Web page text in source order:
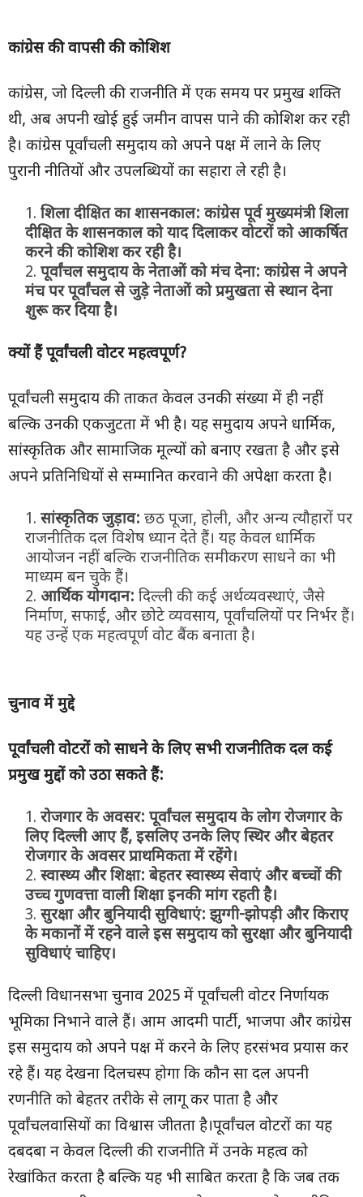
कांग्रेस की वापसी की कोशिश
कांग्रेस, जो दिल्ली की राजनीति में एक समय पर प्रमुख शक्ति
थी, अब अपनी खोई हुई जमीन वापस पाने की कोशिश कर रही
है। कांग्रेस पूर्वांचली समुदाय को अपने पक्ष में लाने के लिए
पुरानी नीतियों और उपलब्धियों का सहारा ले रही है।
शिला दीक्षित का शासनकाल: कांग्रेस पूर्व मुख्यमंत्री शिला
दीक्षित के शासनकाल को याद दिलाकर वोटरों को आकर्षित
करने की कोशिश कर रही है।
पूर्वांचल समुदाय के नेताओं को मंच देना: कांग्रेस ने अपने
मंच पर पूर्वांचल से जुड़े नेताओं को प्रमुखता से स्थान देना
शुरू कर दिया है।
क्यों हैं पूर्वांचली वोटर महत्वपूर्ण?
पूर्वांचली समुदाय की ताकत केवल उनकी संख्या में ही नहीं
बल्कि उनकी एकजुटता में भी है। यह समुदाय अपने धार्मिक,
सांस्कृतिक और सामाजिक मूल्यों को बनाए रखता है और इसे
अपने प्रतिनिधियों से सम्मानित करवाने की अपेक्षा करता है।
सांस्कृतिक जुड़ाव: छठ पूजा, होली, और अन्य त्यौहारों पर
राजनीतिक दल विशेष ध्यान देते हैं। यह केवल धार्मिक
आयोजन नहीं बल्कि राजनीतिक समीकरण साधने का भी
माध्यम बन चुके हैं।
आर्थिक योगदान: दिल्ली की कई अर्थव्यवस्थाएं, जैसे
निर्माण, सफाई, और छोटे व्यवसाय, पूर्वांचलियों पर निर्भर हैं।
यह उन्हें एक महत्वपूर्ण वोट बैंक बनाता है।
चुनाव में मुद्दे
पूर्वांचली वोटरों को साधने के लिए सभी राजनीतिक दल कई
प्रमुख मुद्दों को उठा सकते हैं:
रोजगार के अवसर: पूर्वांचल समुदाय के लोग रोजगार के
लिए दिल्ली आए हैं, इसलिए उनके लिए स्थिर और बेहतर
रोजगार के अवसर प्राथमिकता में रहेंगे।
स्वास्थ्य और शिक्षा: बेहतर स्वास्थ्य सेवाएं और बच्चों की
उच्च गुणवत्ता वाली शिक्षा इनकी मांग रहती है।
सुरक्षा और बुनियादी सुविधाएं: झुग्गी-झोपड़ी और किराए
के मकानों में रहने वाले इस समुदाय को सुरक्षा और बुनियादी
सुविधाएं चाहिए।
दिल्ली विधानसभा चुनाव 2025 में पूर्वांचली वोटर निर्णायक
भूमिका निभाने वाले हैं। आम आदमी पार्टी, भाजपा और कांग्रेस
इस समुदाय को अपने पक्ष में करने के लिए हरसंभव प्रयास कर
रहे हैं। यह देखना दिलचस्प होगा कि कौन सा दल अपनी
रणनीति को बेहतर तरीके से लागू कर पाता है और
पूर्वांचलवासियों का विश्वास जीतता है।पूर्वांचल वोटरों का यह
दबदबा न केवल दिल्ली की राजनीति में उनके महत्व को
रेखांकित करता है बल्कि यह भी साबित करता है कि जब तक